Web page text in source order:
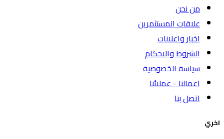
من نحن
علاقات المستثمرين
اخبار واعلانات
الشروط والاحكام
سياسة الخصوصية
اعمالنا - عملائنا
اتصل بنا
اخري